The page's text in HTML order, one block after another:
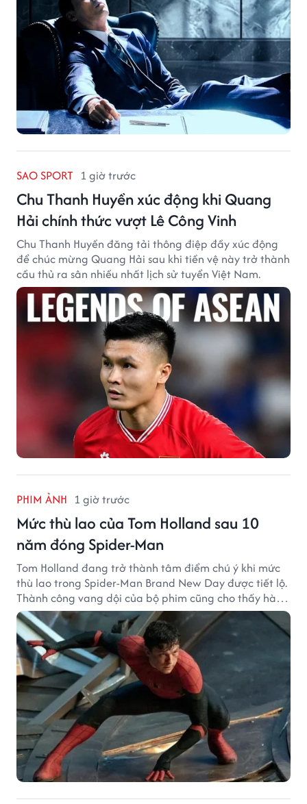
SAO SPORT 1 giờ trước
Chu Thanh Huyền xúc động khi Quang
Hải chính thức vượt Lê Công Vinh
Chu Thanh Huyền đăng tải thông điệp đầy xúc động
để chúc mừng Quang Hải sau khi tiền vệ này trở thành
cầu thủ ra sân nhiều nhất lịch sử tuyển Việt Nam.
PHIM ẢNH 1 giờ trước
Mức thù lao của Tom Holland sau 10
năm đóng Spider-Man
Tom Holland đang trở thành tâm điểm chú ý khi mức
thù lao trong Spider-Man Brand New Day được tiết lộ.
Thành công vang dội của bộ phim cũng cho thấy hành
trình thăng hạng đáng chú ý của nam diễn viên sau
một thập kỷ gắn bó với vai Người Nhện.